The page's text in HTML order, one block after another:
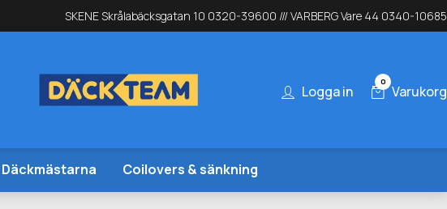
SKENE Skrålabäcksgatan 10 0320-39600 /// VARBERG Vare 44 0340-10685
Logga in
0
Varukorg
Däckmästarna Coilovers & sänkning